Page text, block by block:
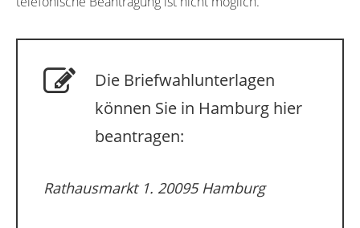
Die Briefwahlunterlagen
können Sie in Hamburg hier
beantragen:
Rathausmarkt 1. 20095 Hamburg